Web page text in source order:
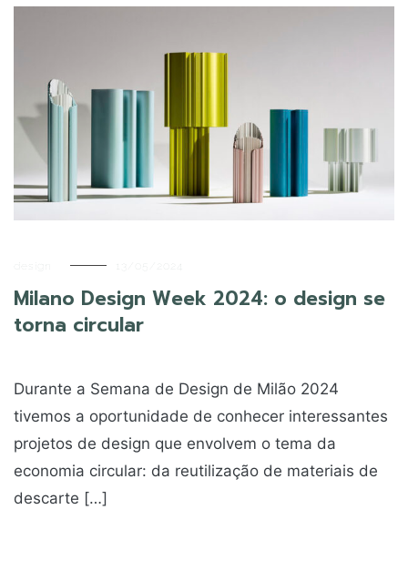
design 13/05/2024
Milano Design Week 2024: o design se
torna circular
Durante a Semana de Design de Milão 2024
tivemos a oportunidade de conhecer interessantes
projetos de design que envolvem o tema da
economia circular: da reutilização de materiais de
descarte […]